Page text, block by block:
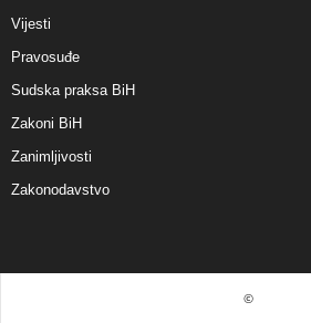
Vijesti
Pravosuđe
Sudska praksa BiH
Zakoni BiH
Zanimljivosti
Zakonodavstvo
©